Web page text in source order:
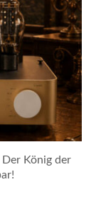
König der